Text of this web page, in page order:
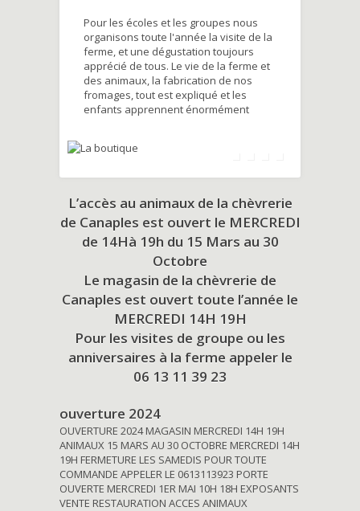
Pour les écoles et les groupes nous
organisons toute l'année la visite de la
ferme, et une dégustation toujours
apprécié de tous. Le vie de la ferme et
des animaux, la fabrication de nos
fromages, tout est expliqué et les
enfants apprennent énormément
L’accès au animaux de la chèvrerie
de Canaples est ouvert le MERCREDI
de 14Hà 19h du 15 Mars au 30
Octobre
Le magasin de la chèvrerie de
Canaples est ouvert toute l’année le
MERCREDI 14H 19H
Pour les visites de groupe ou les
anniversaires à la ferme appeler le
06 13 11 39 23
ouverture 2024
OUVERTURE 2024 MAGASIN MERCREDI 14H 19H
ANIMAUX 15 MARS AU 30 OCTOBRE MERCREDI 14H
19H FERMETURE LES SAMEDIS POUR TOUTE
COMMANDE APPELER LE 0613113923 PORTE
OUVERTE MERCREDI 1ER MAI 10H 18H EXPOSANTS
VENTE RESTAURATION ACCES ANIMAUX